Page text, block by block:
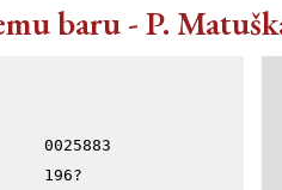
baru - P.
0025883
196?